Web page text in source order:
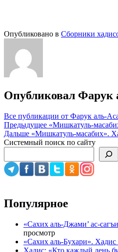
Опубликовано в Сборники
Опубликовал Фарук
Все публикации от Фарук аль-
Навигация
по
Предыдущее «Мишкатуль-
Дальше «Мишкатуль-масабих».
Системный поиск по сайту
Популярное
«Сахих аль-Джами’ ас-
просмотр
«Сахих аль-Бухари».
Хадис: «Кто каждый день